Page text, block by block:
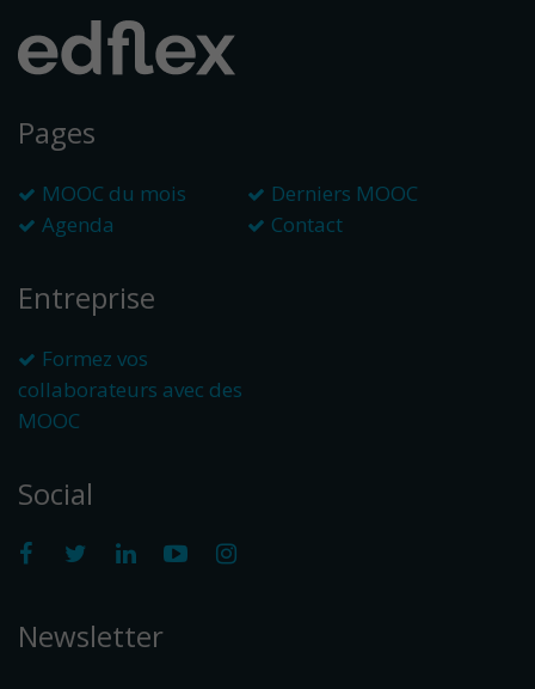
Pages
MOOC du mois
Derniers MOOC
Agenda
Contact
Entreprise
Formez vos
collaborateurs avec des
MOOC
Social
Newsletter